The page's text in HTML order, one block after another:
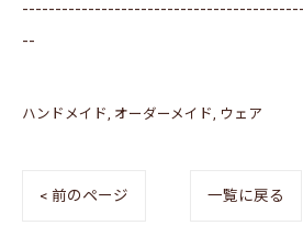
--
ハンドメイド オーダーメイド ウェア
< 前のページ 一覧に戻る